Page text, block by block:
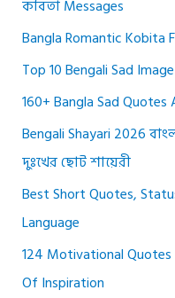
কবিতা Messages
Bangla Romantic Kobita
Top 10 Bengali Sad
160+ Bangla Sad
Bengali Shayari 2026
দুঃখের ছোট শায়েরী
Best Short Quotes,
Language
124 Motivational
Of Inspiration